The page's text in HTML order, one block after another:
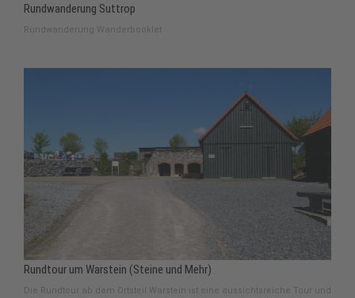
Rundwanderung Suttrop
Rundwanderung Wanderbooklet
Rundtour um Warstein (Steine und Mehr)
Die Rundtour ab dem Ortsteil Warstein ist eine aussichtsreiche Tour und